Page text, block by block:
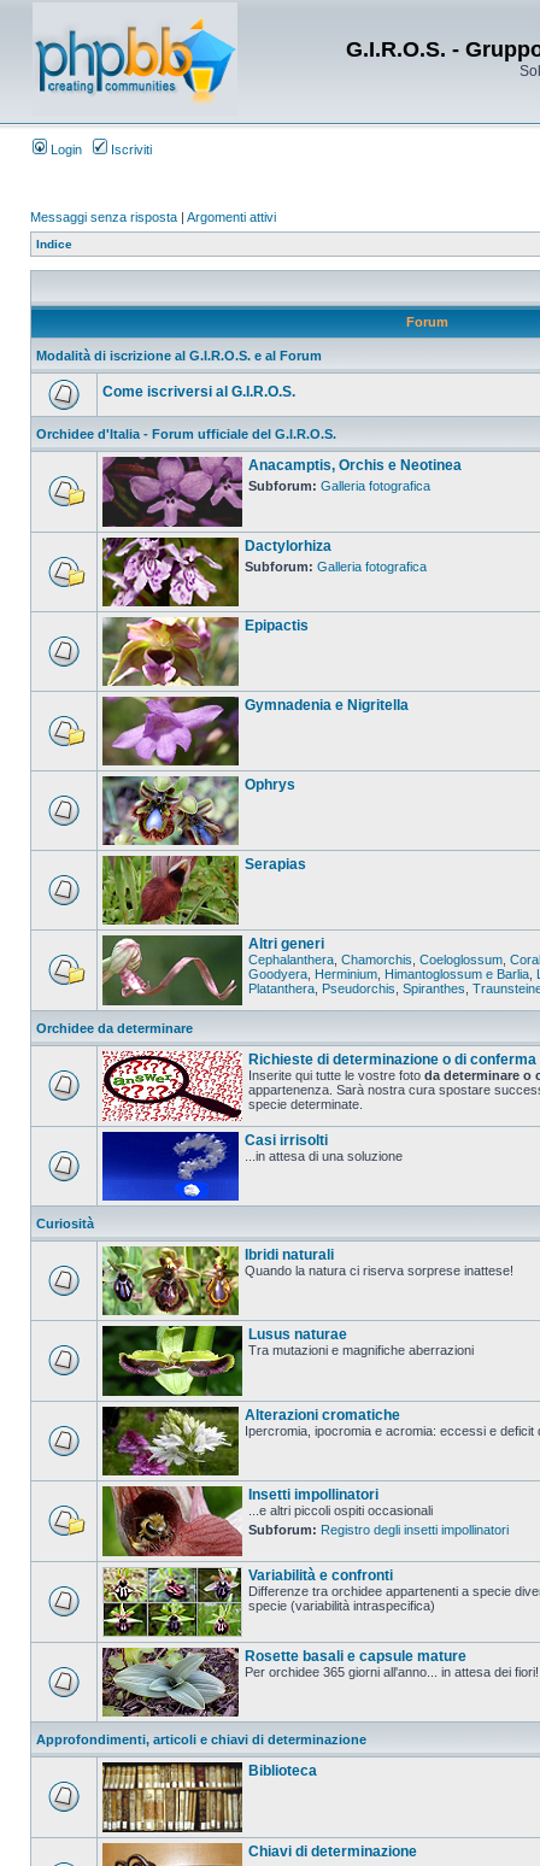
G.I.R.O.S. -
Login Iscriviti
Messaggi senza risposta | Argomenti attivi
Indice
Forum
Modalità di iscrizione al G.I.R.O.S. e al Forum
Come iscriversi al G.I.R.O.S.
Orchidee d'Italia - Forum ufficiale del G.I.R.O.S.
Anacamptis, Orchis e Neotinea
Subforum: Galleria fotografica
Dactylorhiza
Subforum: Galleria fotografica
Epipactis
Gymnadenia e Nigritella
Ophrys
Serapias
Altri generi
Cephalanthera Chamorchis Coeloglossum
Goodyera Herminium Himantoglossum e Barlia
Platanthera Pseudorchis Spiranthes
Orchidee da determinare
Richieste di determinazione o di conferma
Inserite qui tutte le vostre foto da determinare o
appartenenza. Sarà nostra cura spostare
specie determinate.
Casi irrisolti
...in attesa di una soluzione
Curiosità
Ibridi naturali
Quando la natura ci riserva sorprese inattese!
Lusus naturae
Tra mutazioni e magnifiche aberrazioni
Alterazioni cromatiche
Ipercromia, ipocromia e acromia: eccessi e deficit
Insetti impollinatori
...e altri piccoli ospiti occasionali
Subforum: Registro degli insetti impollinatori
Variabilità e confronti
Differenze tra orchidee appartenenti a specie
specie (variabilità intraspecifica)
Rosette basali e capsule mature
Per orchidee 365 giorni all'anno... in attesa dei fiori!
Approfondimenti, articoli e chiavi di determinazione
Biblioteca
Chiavi di determinazione